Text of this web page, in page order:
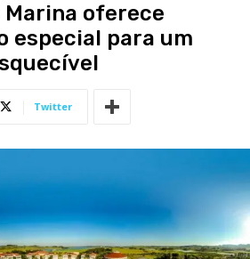
Marina oferece
especial para um
Twitter